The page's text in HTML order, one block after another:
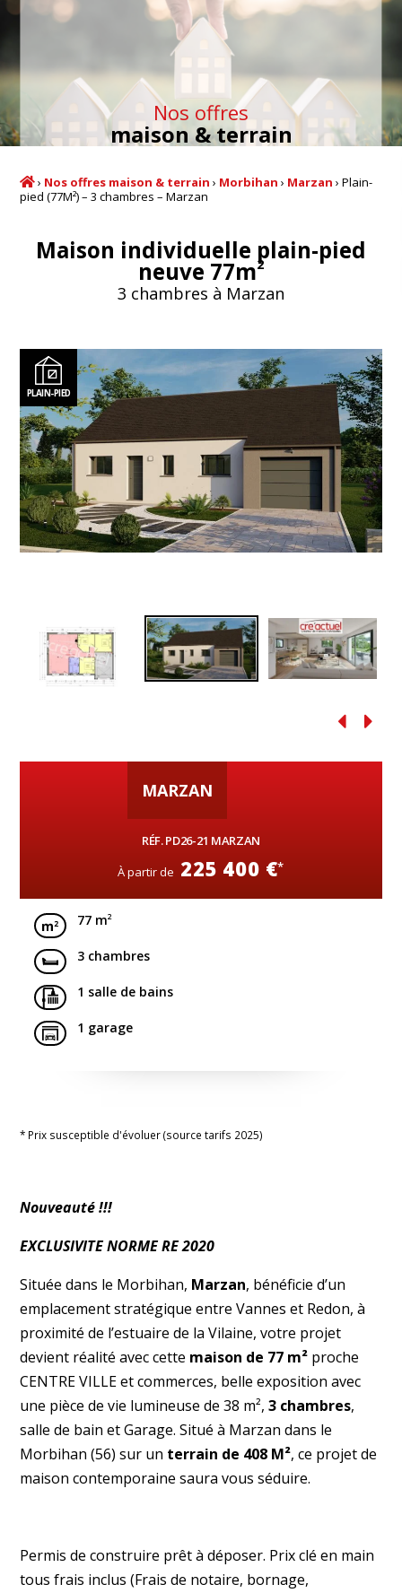
Nos offres
maison & terrain
› Nos offres maison & terrain › Morbihan › Marzan ›Plain-
pied (77M²) – 3 chambres – Marzan
Maison individuelle plain-pied
neuve 77m2
3 chambres à Marzan
MARZAN
RÉF. PD26-21 MARZAN
À partir de 225 400 €*
PLAIN-PIED
77 m2
3 chambres
1 salle de bains
1 garage
* Prix susceptible d'évoluer (source tarifs 2025)
Nouveauté !!!
EXCLUSIVITE NORME RE 2020
Située dans le Morbihan, Marzan, bénéficie d’un
emplacement stratégique entre Vannes et Redon, à
proximité de l’estuaire de la Vilaine, votre projet
devient réalité avec cette maison de 77 m² proche
CENTRE VILLE et commerces, belle exposition avec
une pièce de vie lumineuse de 38 m², 3 chambres,
salle de bain et Garage. Situé à Marzan dans le
Morbihan (56) sur un terrain de 408 M², ce projet de
maison contemporaine saura vous séduire.
Permis de construire prêt à déposer. Prix clé en main
tous frais inclus (Frais de notaire, bornage,